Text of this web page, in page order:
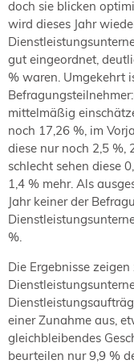
doch sie blicken
wird dieses Jahr
gut eingeordnet,
% waren. Umgekehrt
mittelmäßig
noch 17,26 %, im
diese nur noch 2,5 %,
schlecht sehen diese
1,4 % mehr. Als
Jahr keiner der
%.
Die Ergebnisse
einer Zunahme aus,
gleichbleibendes
beurteilen nur 9,9 %